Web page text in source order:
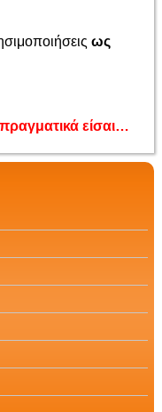
ως
είσαι…